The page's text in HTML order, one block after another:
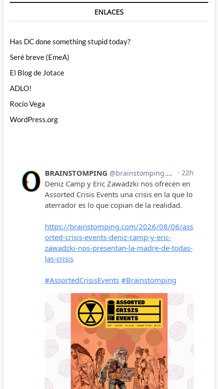
ENLACES
Has DC done something stupid today?
Seré breve (EmeA)
El Blog de Jotace
ADLO!
Rocío Vega
WordPress.org